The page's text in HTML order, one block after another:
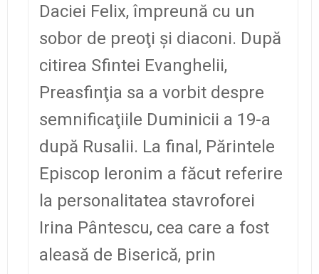
Daciei Felix, împreună cu un
sobor de preoţi şi diaconi. După
citirea Sfintei Evanghelii,
Preasfinţia sa a vorbit despre
semnificaţiile Duminicii a 19-a
după Rusalii. La final, Părintele
Episcop Ieronim a făcut referire
la personalitatea stavroforei
Irina Pântescu, cea care a fost
aleasă de Biserică, prin